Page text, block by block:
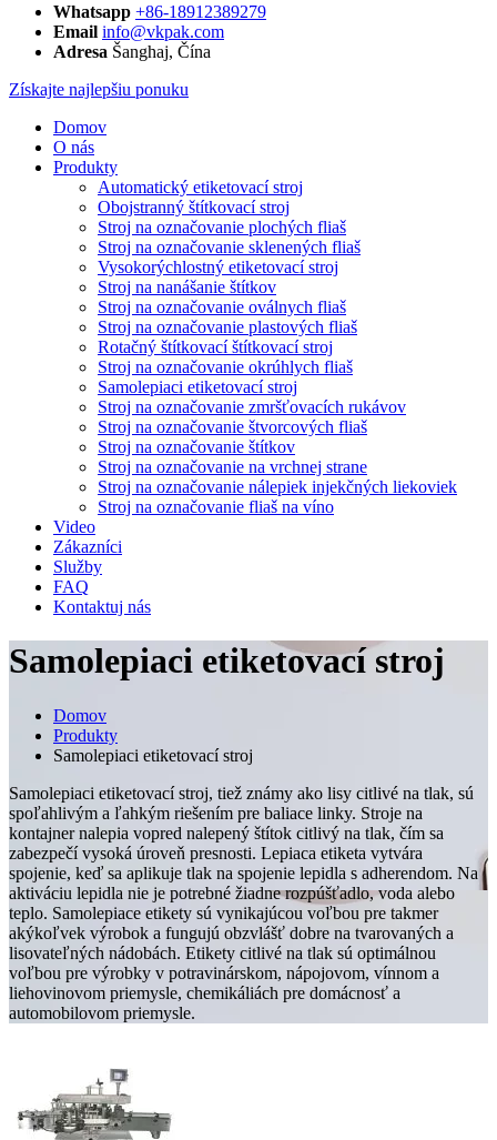
Whatsapp +86-18912389279
Email info@vkpak.com
Adresa Šanghaj, Čína
Získajte najlepšiu ponuku
Domov
O nás
Produkty
Automatický etiketovací stroj
Obojstranný štítkovací stroj
Stroj na označovanie plochých fliaš
Stroj na označovanie sklenených fliaš
Vysokorýchlostný etiketovací stroj
Stroj na nanášanie štítkov
Stroj na označovanie oválnych fliaš
Stroj na označovanie plastových fliaš
Rotačný štítkovací štítkovací stroj
Stroj na označovanie okrúhlych fliaš
Samolepiaci etiketovací stroj
Stroj na označovanie zmršťovacích rukávov
Stroj na označovanie štvorcových fliaš
Stroj na označovanie štítkov
Stroj na označovanie na vrchnej strane
Stroj na označovanie nálepiek injekčných liekoviek
Stroj na označovanie fliaš na víno
Video
Zákazníci
Služby
FAQ
Kontaktuj nás
Samolepiaci etiketovací stroj
Domov
Produkty
Samolepiaci etiketovací stroj
Samolepiaci etiketovací stroj, tiež známy ako lisy citlivé na tlak, sú
spoľahlivým a ľahkým riešením pre baliace linky. Stroje na
kontajner nalepia vopred nalepený štítok citlivý na tlak, čím sa
zabezpečí vysoká úroveň presnosti. Lepiaca etiketa vytvára
spojenie, keď sa aplikuje tlak na spojenie lepidla s adherendom. Na
aktiváciu lepidla nie je potrebné žiadne rozpúšťadlo, voda alebo
teplo. Samolepiace etikety sú vynikajúcou voľbou pre takmer
akýkoľvek výrobok a fungujú obzvlášť dobre na tvarovaných a
lisovateľných nádobách. Etikety citlivé na tlak sú optimálnou
voľbou pre výrobky v potravinárskom, nápojovom, vínnom a
liehovinovom priemysle, chemikáliách pre domácnosť a
automobilovom priemysle.